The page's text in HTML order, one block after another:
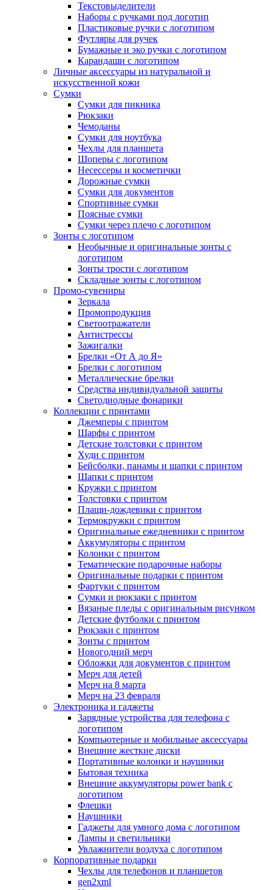
Текстовыделители
Наборы с ручками под логотип
Пластиковые ручки с логотипом
Футляры для ручек
Бумажные и эко ручки с логотипом
Карандаши с логотипом
Личные аксессуары из натуральной и
искусственной кожи
Сумки
Сумки для пикника
Рюкзаки
Чемоданы
Сумки для ноутбука
Чехлы для планшета
Шоперы с логотипом
Несессеры и косметички
Дорожные сумки
Сумки для документов
Спортивные сумки
Поясные сумки
Сумки через плечо с логотипом
Зонты с логотипом
Необычные и оригинальные зонты с
логотипом
Зонты трости с логотипом
Складные зонты с логотипом
Промо-сувениры
Зеркала
Промопродукция
Светоотражатели
Антистрессы
Зажигалки
Брелки «От А до Я»
Брелки с логотипом
Металлические брелки
Средства индивидуальной защиты
Светодиодные фонарики
Коллекции с принтами
Джемперы с принтом
Шарфы с принтом
Детские толстовки с принтом
Худи с принтом
Бейсболки, панамы и шапки с принтом
Шапки с принтом
Кружки с принтом
Толстовки с принтом
Плащи-дождевики с принтом
Термокружки с принтом
Оригинальные ежедневники с принтом
Аккумуляторы с принтом
Колонки с принтом
Тематические подарочные наборы
Оригинальные подарки с принтом
Фартуки с принтом
Сумки и рюкзаки с принтом
Вязаные пледы с оригинальным рисунком
Детские футболки с принтом
Рюкзаки с принтом
Зонты с принтом
Новогодний мерч
Обложки для документов с принтом
Мерч для детей
Мерч на 8 марта
Мерч на 23 февраля
Электроника и гаджеты
Зарядные устройства для телефона с
логотипом
Компьютерные и мобильные аксессуары
Внешние жесткие диски
Портативные колонки и наушники
Бытовая техника
Внешние аккумуляторы power bank с
логотипом
Флешки
Наушники
Гаджеты для умного дома с логотипом
Лампы и светильники
Увлажнители воздуха с логотипом
Корпоративные подарки
Чехлы для телефонов и планшетов
gen2xml